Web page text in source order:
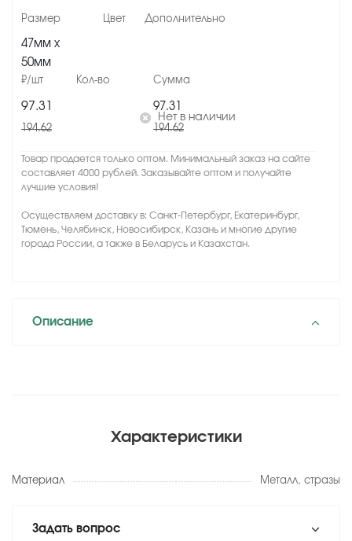
47мм х
50мм
97.31
194.62
97.31
194.62
Нет в наличии
Товар продается только оптом. Минимальный заказ на сайте
составляет 4000 рублей. Заказывайте оптом и получайте
лучшие условия!
Осуществляем доставку в: Санкт-Петербург, Екатеринбург,
Тюмень, Челябинск, Новосибирск, Казань и многие другие
города России, а также в Беларусь и Казахстан.
Описание
Характеристики
Материал Металл, стразы
Задать вопрос